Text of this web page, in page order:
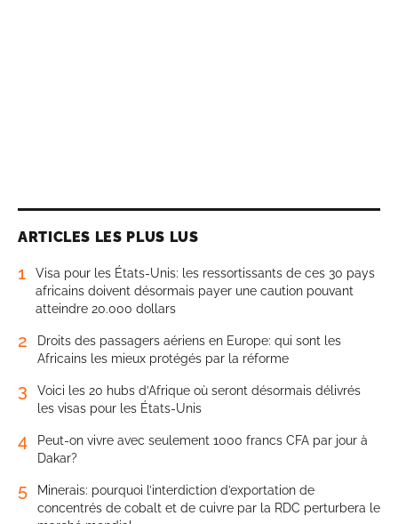
ARTICLES LES PLUS LUS
1
Visa pour les États-Unis: les ressortissants de ces 30 pays
africains doivent désormais payer une caution pouvant
atteindre 20.000 dollars
2
Droits des passagers aériens en Europe: qui sont les
Africains les mieux protégés par la réforme
3
Voici les 20 hubs d’Afrique où seront désormais délivrés
les visas pour les États-Unis
4
Peut-on vivre avec seulement 1000 francs CFA par jour à
Dakar?
5
Minerais: pourquoi l’interdiction d’exportation de
concentrés de cobalt et de cuivre par la RDC perturbera le